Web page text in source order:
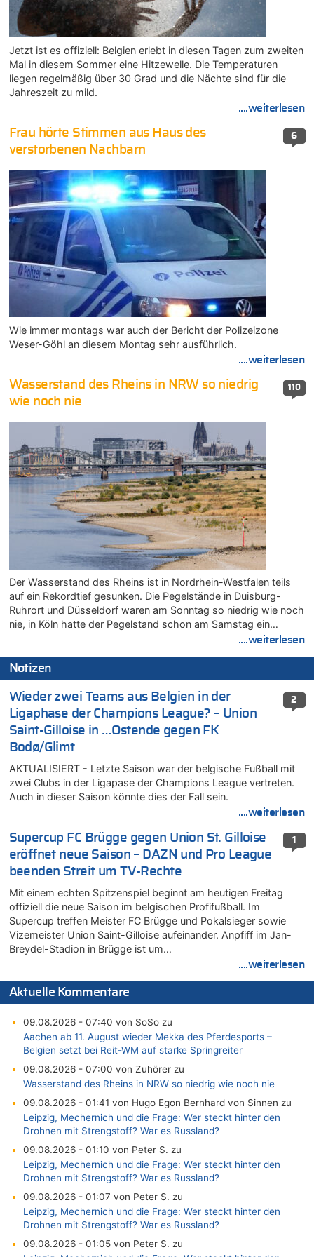
Jetzt ist es offiziell: Belgien erlebt in diesen Tagen zum zweiten
Mal in diesem Sommer eine Hitzewelle. Die Temperaturen
liegen regelmäßig über 30 Grad und die Nächte sind für die
Jahreszeit zu mild.
....weiterlesen
6
Frau hörte Stimmen aus Haus des
verstorbenen Nachbarn
Wie immer montags war auch der Bericht der Polizeizone
Weser-Göhl an diesem Montag sehr ausführlich.
....weiterlesen
110
Wasserstand des Rheins in NRW so niedrig
wie noch nie
Der Wasserstand des Rheins ist in Nordrhein-Westfalen teils
auf ein Rekordtief gesunken. Die Pegelstände in Duisburg-
Ruhrort und Düsseldorf waren am Sonntag so niedrig wie noch
nie, in Köln hatte der Pegelstand schon am Samstag ein…
....weiterlesen
Notizen
2
Wieder zwei Teams aus Belgien in der
Ligaphase der Champions League? – Union
Saint-Gilloise in …Ostende gegen FK
Bodø/Glimt
AKTUALISIERT - Letzte Saison war der belgische Fußball mit
zwei Clubs in der Ligapase der Champions League vertreten.
Auch in dieser Saison könnte dies der Fall sein.
....weiterlesen
1
Supercup FC Brügge gegen Union St. Gilloise
eröffnet neue Saison – DAZN und Pro League
beenden Streit um TV-Rechte
Mit einem echten Spitzenspiel beginnt am heutigen Freitag
offiziell die neue Saison im belgischen Profifußball. Im
Supercup treffen Meister FC Brügge und Pokalsieger sowie
Vizemeister Union Saint-Gilloise aufeinander. Anpfiff im Jan-
Breydel-Stadion in Brügge ist um…
....weiterlesen
Aktuelle Kommentare
09.08.2026 - 07:40 von SoSo zu
Aachen ab 11. August wieder Mekka des Pferdesports –
Belgien setzt bei Reit-WM auf starke Springreiter
09.08.2026 - 07:00 von Zuhörer zu
Wasserstand des Rheins in NRW so niedrig wie noch nie
09.08.2026 - 01:41 von Hugo Egon Bernhard von Sinnen zu
Leipzig, Mechernich und die Frage: Wer steckt hinter den
Drohnen mit Strengstoff? War es Russland?
09.08.2026 - 01:10 von Peter S. zu
Leipzig, Mechernich und die Frage: Wer steckt hinter den
Drohnen mit Strengstoff? War es Russland?
09.08.2026 - 01:07 von Peter S. zu
Leipzig, Mechernich und die Frage: Wer steckt hinter den
Drohnen mit Strengstoff? War es Russland?
09.08.2026 - 01:05 von Peter S. zu